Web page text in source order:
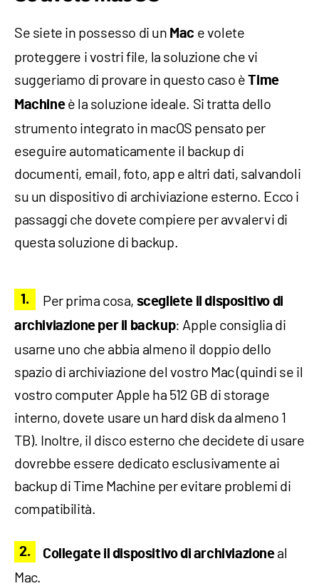
Se siete in possesso di un Mac e volete
proteggere i vostri file, la soluzione che vi
suggeriamo di provare in questo caso èTime
Machineè la soluzione ideale. Si tratta dello
strumento integrato in macOS pensato per
eseguire automaticamente il backup di
documenti, email, foto, app e altri dati, salvandoli
su un dispositivo di archiviazione esterno. Ecco i
passaggi che dovete compiere per avvalervi di
questa soluzione di backup.
Per prima cosa, scegliete il dispositivo di
archiviazione per il backup: Apple consiglia di
usarne uno che abbia almeno il doppio dello
spazio di archiviazione del vostro Mac (quindi se il
vostro computer Apple ha 512 GB di storage
interno, dovete usare un hard disk da almeno 1
TB). Inoltre, il disco esterno che decidete di usare
dovrebbe essere dedicato esclusivamente ai
backup di Time Machine per evitare problemi di
compatibilità.
Collegate il dispositivo di archiviazioneal
Mac.